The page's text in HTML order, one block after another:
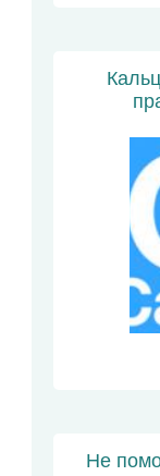
Не